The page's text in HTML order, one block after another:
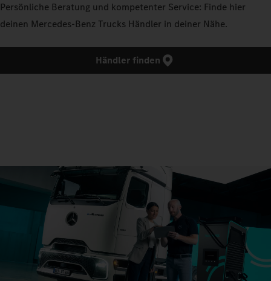
Persönliche Beratung und kompetenter Service: Finde hier
deinen Mercedes‑Benz Trucks Händler in deiner Nähe.
Händler finden